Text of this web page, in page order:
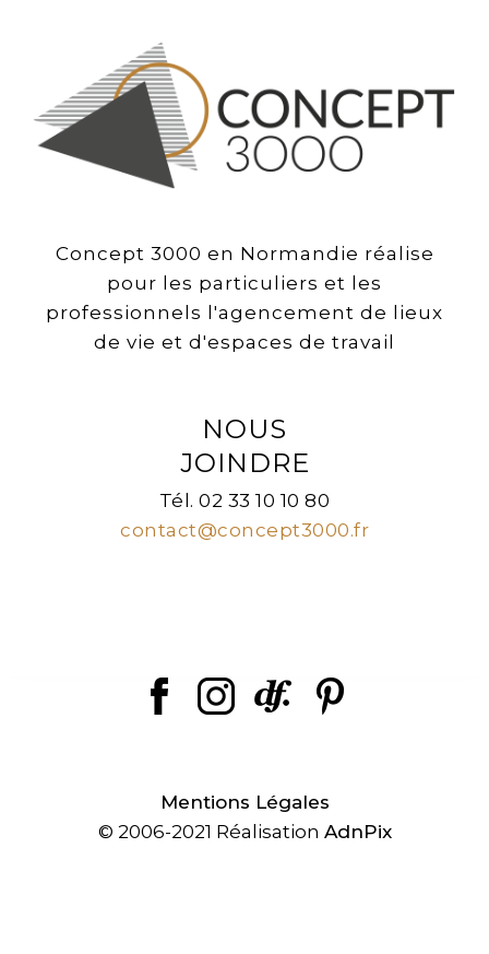
Concept 3000 en Normandie réalise
pour les particuliers et les
professionnels l'agencement de lieux
de vie et d'espaces de travail
NOUS
JOINDRE
Tél. 02 33 10 10 80
contact@concept3000.fr
Mentions Légales
© 2006-2021 Réalisation AdnPix